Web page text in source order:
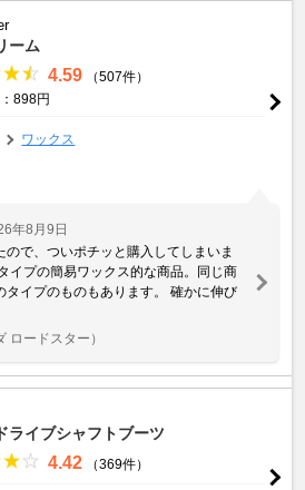
ーム
4.59
（507件）
898円
ワックス
年8月9日
で、ついポチッと購入してしまいま
イプの簡易ワックス的な商品。同じ商
タイプのものもあります。 確かに伸び
ロードスター）
ライブシャフトブーツ
4.42 （369件）